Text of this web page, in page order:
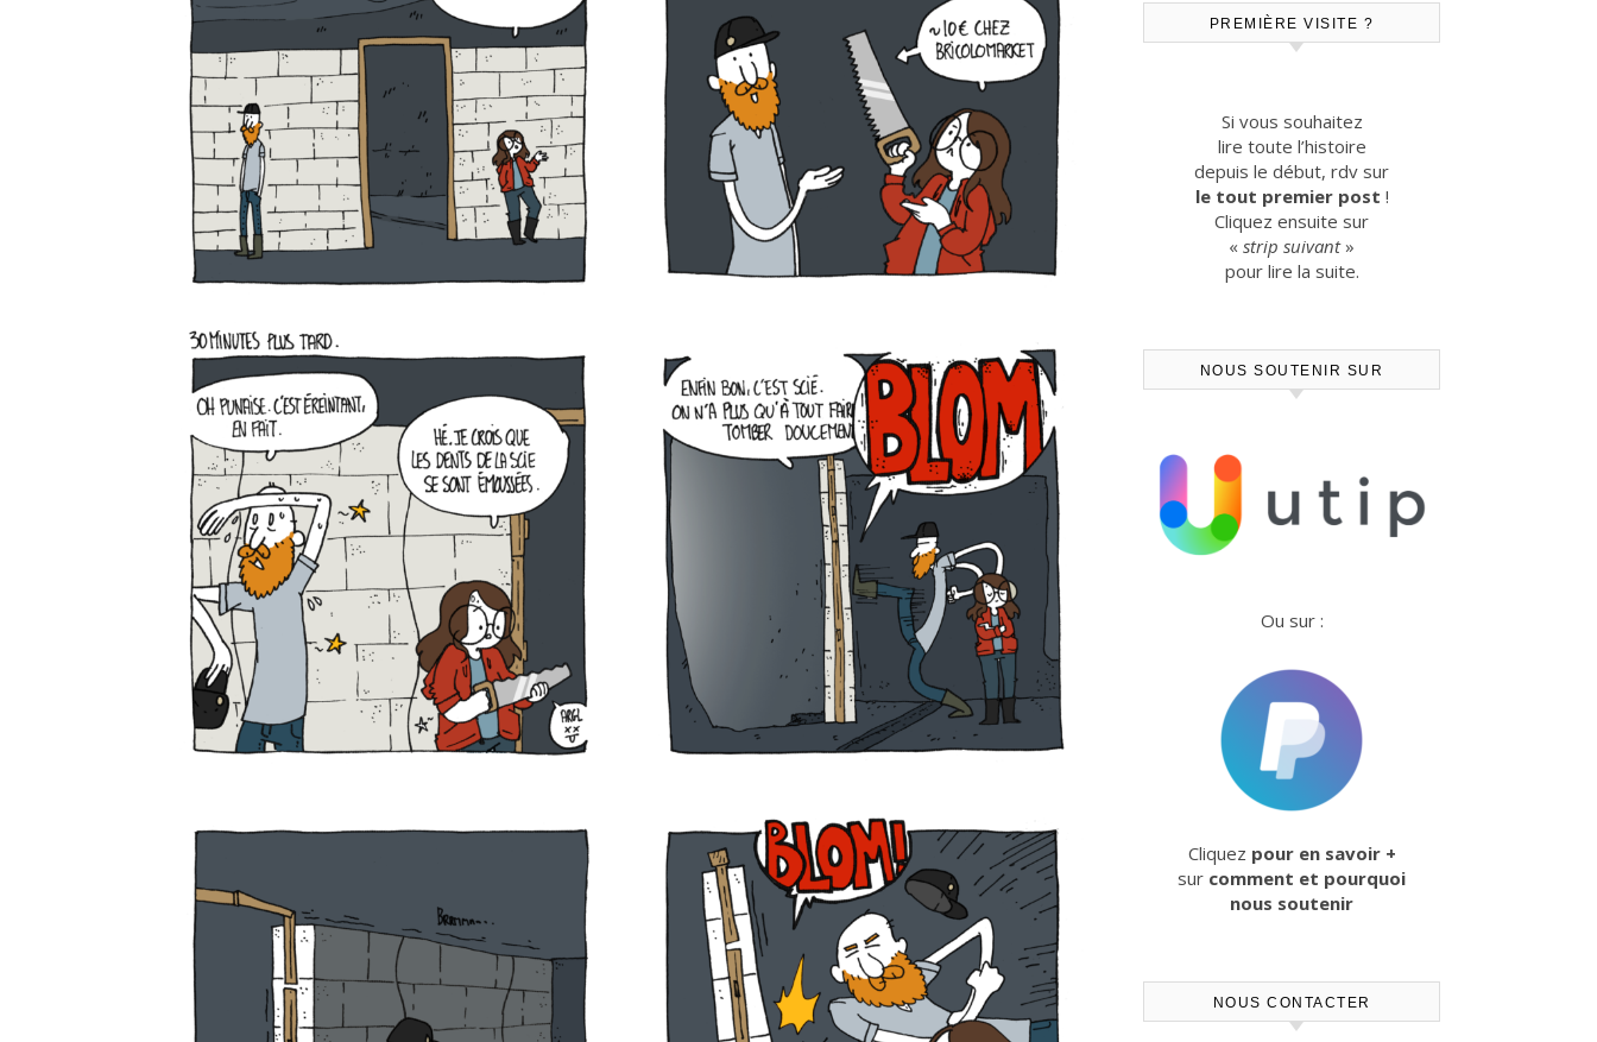
PREMIÈRE VISITE ?
Si vous souhaitez
lire toute l’histoire
depuis le début, rdv sur
le tout premier post !
Cliquez ensuite sur
« strip suivant»
pour lire la suite.
NOUS SOUTENIR SUR
Ou sur :
Cliquez pour en savoir +
sur comment et pourquoi
nous soutenir
NOUS CONTACTER